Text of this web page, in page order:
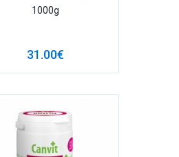
1000g
31.00€